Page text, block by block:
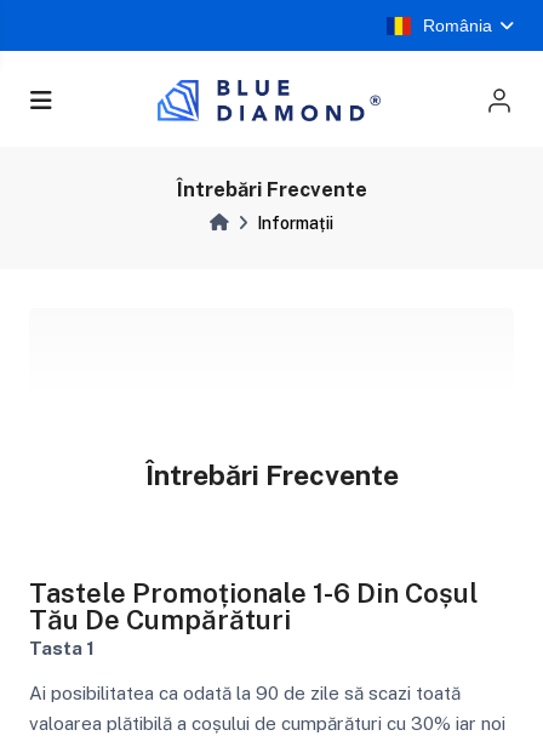
România
Întrebări Frecvente
Informații
Întrebări Frecvente
Tastele Promoționale 1-6 Din Coșul
Tău De Cumpărături
Tasta 1
Ai posibilitatea ca odată la 90 de zile să scazi toată
valoarea plătibilă a coșului de cumpărături cu 30% iar noi